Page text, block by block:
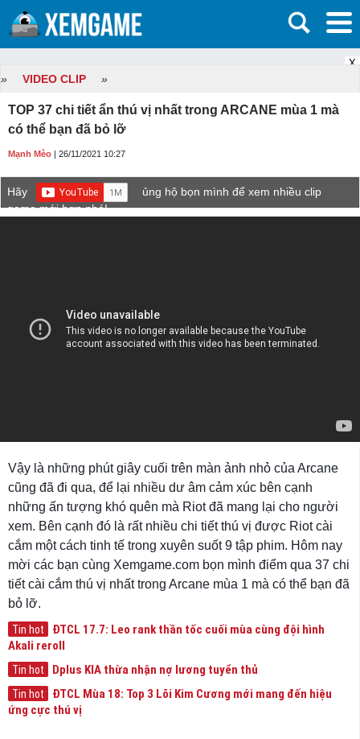
X
» VIDEO CLIP »
TOP 37 chi tiết ẩn thú vị nhất trong ARCANE mùa 1 mà
có thể bạn đã bỏ lỡ
Mạnh Mèo | 26/11/2021 10:27
Hãy
ủng hộ bọn mình để xem nhiều clip
game mới hơn nhé!
Vậy là những phút giây cuối trên màn ảnh nhỏ của Arcane
cũng đã đi qua, để lại nhiều dư âm cảm xúc bên cạnh
những ấn tượng khó quên mà Riot đã mang lại cho người
xem. Bên cạnh đó là rất nhiều chi tiết thú vị được Riot cài
cắm một cách tinh tế trong xuyên suốt 9 tập phim. Hôm nay
mời các bạn cùng Xemgame.com bọn mình điểm qua 37 chi
tiết cài cắm thú vị nhất trong Arcane mùa 1 mà có thể bạn đã
bỏ lỡ.
Tin hot
ĐTCL 17.7: Leo rank thần tốc cuối mùa cùng đội hình
Akali reroll
Tin hot Dplus KIA thừa nhận nợ lương tuyển thủ
Tin hot
ĐTCL Mùa 18: Top 3 Lõi Kim Cương mới mang đến hiệu
ứng cực thú vị